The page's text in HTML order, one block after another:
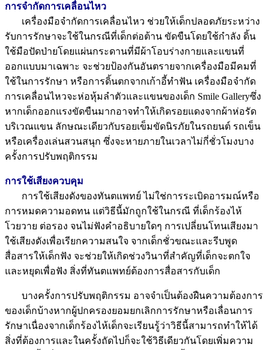
การจำกัดการเคลื่อนไหว
เครื่องมือจำกัดการเคลื่อนไหว ช่วยให้เด็กปลอดภัยระหว่าง
รับการรักษาจะใช้ในกรณีที่เด็กต่อต้าน ขัดขืนโดยใช้กำลัง ดิ้น
ใช้มือปัดป่ายโดยแผ่นกระดานที่มีผ้าโอบร่างกายและแขนที่
ออกแบบมาเฉพาะ จะช่วยป้องกันอันตรายจากเครื่องมือมีคมที่
ใช้ในการรักษา หรือการดิ้นตกจากเก้าอี้ทำฟัน เครื่องมือจำกัด
การเคลื่อนไหวจะห่อหุ้มลำตัวและแขนของเด็ก Smile Galleryซึ่ง
หากเด็กออกแรงขัดขืนมากอาจทำให้เกิดรอยแดงจากผ้าห่อรัด
บริเวณแขน ลักษณะเดียวกับรอยเข็มขัดนิรภัยในรถยนต์ รถเข็น
หรือเครื่องเล่นสวนสนุก ซึ่งจะหายภายในเวลาไม่กี่ชั่วโมงบาง
ครั้งการปรับพฤติกรรม
การใช้เสียงควบคุม
การใช้เสียงดังของทันตแพทย์ ไม่ใช่การระเบิดอารมณ์หรือ
การหมดความอดทน แต่วิธีนี้มักถูกใช้ในกรณี ที่เด็กร้องไห้
โวยวาย ต่อรอง จนไม่ฟังคำอธิบายใดๆ การเปลี่ยนโทนเสียงมา
ใช้เสียงดังเพื่อเรียกความสนใจ จากเด็กชั่วขณะและรีบพูด
สื่อสารให้เด็กฟัง จะช่วยให้เกิดช่วงวินาที่สำคัญที่เด็กจะตกใจ
และหยุดเพื่อฟัง สิ่งที่ทันตแพทย์ต้องการสื่อสารกับเด็ก
บางครั้งการปรับพฤติกรรม อาจจำเป็นต้องฝืนความต้องการ
ของเด็กบ้างหากผู้ปกครองยอมยกเลิกการรักษาหรือเลื่อนการ
รักษาเนื่องจากเด็กร้องไห้เด็กจะเรียนรู้ว่าวิธีนี้สามารถทำให้ได้
สิ่งที่ต้องการและในครั้งถัดไปก็จะใช้วิธีเดียวกันโดยเพิ่มความ